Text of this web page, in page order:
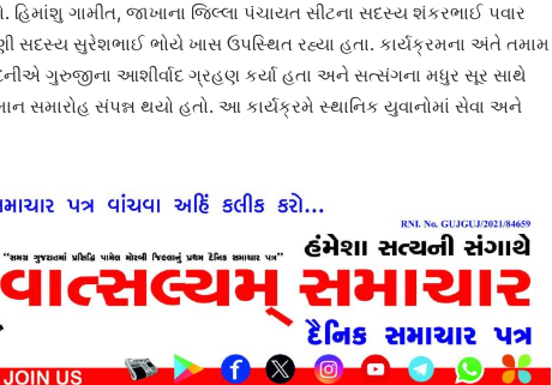
હિમાંશુ ગામીત, જાખાના જિલ્લા પંચાયત સીટના સદસ્ય શંકરભાઈ પવાર
સુરેશભાઈ ભોયે ખાસ ઉપસ્થિત રહ્યા હતા. કાર્યક્રમના અંતે તમામ
ગુરુજીના આશીર્વાદ ગ્રહણ કર્યા હતા અને સત્સંગના મધુર સૂર સાથે
સમારોહ સંપન્ન થયો હતો. આ કાર્યક્રમે સ્થાનિક યુવાનોમાં સેવા અને